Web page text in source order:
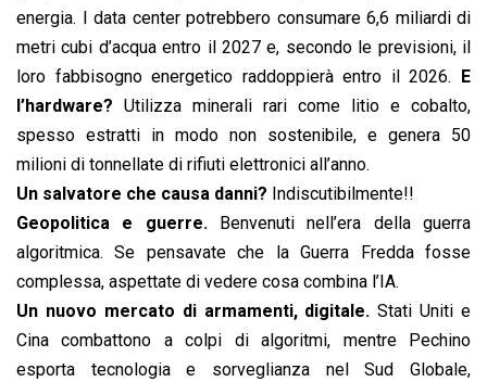
energia. I data center potrebbero consumare 6,6 miliardi di
metri cubi d’acqua entro il 2027 e, secondo le previsioni, il
loro fabbisogno energetico raddoppierà entro il 2026. E
l’hardware? Utilizza minerali rari come litio e cobalto,
spesso estratti in modo non sostenibile, e genera 50
milioni di tonnellate di rifiuti elettronici all’anno.
Un salvatore che causa danni? Indiscutibilmente!!
Geopolitica e guerre.Benvenuti nell’era della guerra
algoritmica. Se pensavate che la Guerra Fredda fosse
complessa, aspettate di vedere cosa combina l’IA.
Un nuovo mercato di armamenti, digitale. Stati Uniti e
Cina combattono a colpi di algoritmi, mentre Pechino
esporta tecnologia e sorveglianza nel Sud Globale,